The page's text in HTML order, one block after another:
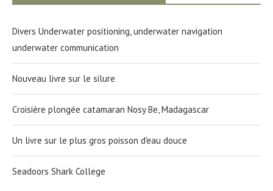
Divers Underwater positioning, underwater navigation
underwater communication
Nouveau livre sur le silure
Croisière plongée catamaran Nosy Be, Madagascar
Un livre sur le plus gros poisson d'eau douce
Seadoors Shark College